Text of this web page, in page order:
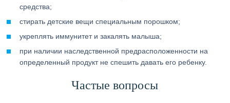
средства;
стирать детские вещи специальным порошком;
укреплять иммунитет и закалять малыша;
при наличии наследственной предрасположенности на
определенный продукт не спешить давать его ребенку.
Частые вопросы